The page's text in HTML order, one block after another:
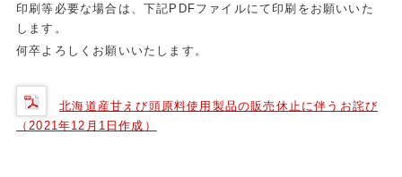
印刷等必要な場合は、下記PDFファイルにて印刷をお願いいた
します。
何卒よろしくお願いいたします。
北海道産甘えび頭原料使用製品の販売休止に伴うお詫び
（2021年12月1日作成）